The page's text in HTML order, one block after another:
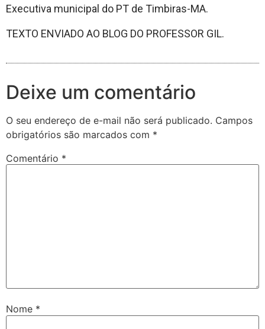
Executiva municipal do PT de Timbiras-MA.
TEXTO ENVIADO AO BLOG DO PROFESSOR GIL.
Deixe um comentário
O seu endereço de e-mail não será publicado. Campos
obrigatórios são marcados com *
Comentário *
Nome *